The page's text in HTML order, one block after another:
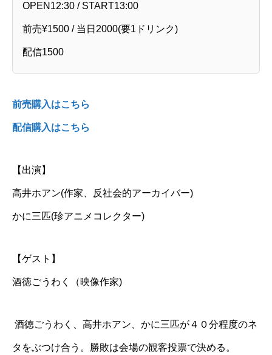
OPEN12:30 / START13:00
前売¥1500 / 当日2000(要1ドリンク)
配信1500
前売購入はこちら
配信購入はこちら
【出演】
高井ホアン(作家、反社会的アーカイバー)
かに三匹(珍アニメコレクター)
【ゲスト】
酒徳ごうわく（映像作家)
酒徳ごうわく、高井ホアン、かに三匹が４０分程度のネ
タをぶつけ合う。勝敗は会場の観客投票で決める。